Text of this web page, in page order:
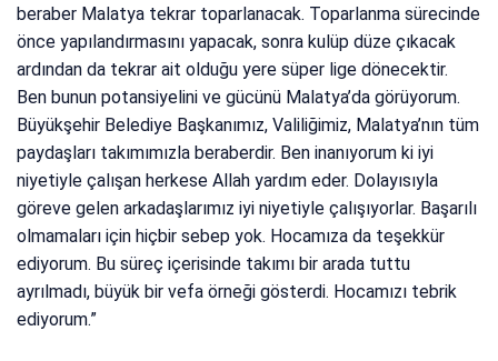
beraber Malatya tekrar toparlanacak. Toparlanma sürecinde
önce yapılandırmasını yapacak, sonra kulüp düze çıkacak
ardından da tekrar ait olduğu yere süper lige dönecektir.
Ben bunun potansiyelini ve gücünü Malatya’da görüyorum.
Büyükşehir Belediye Başkanımız, Valiliğimiz, Malatya’nın tüm
paydaşları takımımızla beraberdir. Ben inanıyorum ki iyi
niyetiyle çalışan herkese Allah yardım eder. Dolayısıyla
göreve gelen arkadaşlarımız iyi niyetiyle çalışıyorlar. Başarılı
olmamaları için hiçbir sebep yok. Hocamıza da teşekkür
ediyorum. Bu süreç içerisinde takımı bir arada tuttu
ayrılmadı, büyük bir vefa örneği gösterdi. Hocamızı tebrik
ediyorum.”